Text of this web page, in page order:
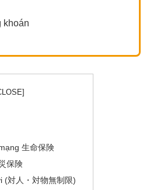
khoán
生命保険
保険
(対人・対物無制限)